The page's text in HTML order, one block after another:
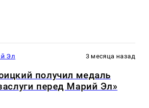
Эл 3 месяца назад
получил медаль
перед Марий Эл»